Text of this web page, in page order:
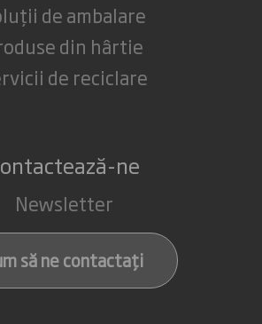
de ambalare
din hârtie
de reciclare
ne
Newsletter
să ne contactați